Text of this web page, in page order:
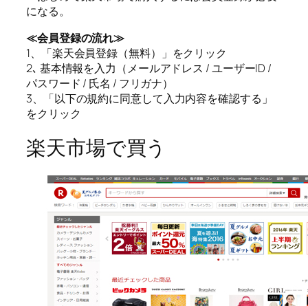
になる。
≪会員登録の流れ≫
1、「楽天会員登録（無料）」をクリック
2､ 基本情報を入力（メールアドレス / ユーザーID /
パスワード / 氏名 / フリガナ）
3、「以下の規約に同意して入力内容を確認する」
をクリック
楽天市場で買う